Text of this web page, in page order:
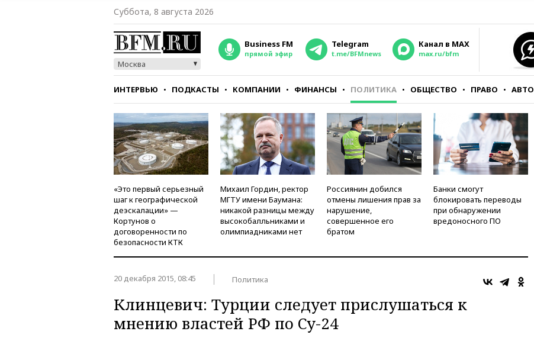
Суббота, 8 августа 2026
Москва
Business FM
прямой эфир
Telegram
t.me/BFMnews
Канал в MAX
max.ru/bfm
ИНТЕРВЬЮ ПОДКАСТЫ КОМПАНИИ ФИНАНСЫ ПОЛИТИКА ОБЩЕСТВО ПРАВО АВТО
СТИЛЬ ТЕСТЫ
«Это первый серьезный
шаг к географической
деэскалации» —
Кортунов о
договоренности по
безопасности КТК
Михаил Гордин, ректор
МГТУ имени Баумана:
никакой разницы между
высокобалльниками и
олимпиадниками нет
Россиянин добился
отмены лишения прав за
нарушение,
совершенное его
братом
Банки смогут
блокировать переводы
при обнаружении
вредоносного ПО
20 декабря 2015, 08:45 Политика
Клинцевич: Турции следует прислушаться к
мнению властей РФ по Су-24